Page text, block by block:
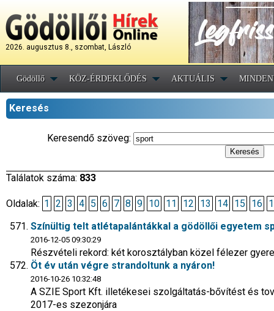
2026. augusztus 8., szombat, László
Gödöllő KÖZ-ÉRDEKLŐDÉS AKTUÁLIS
Keresés
Keresendő szöveg:
Találatok száma: 833
Oldalak: 1 2 3 4 5 6 7 8 9 10 11 12 13 14 15 16
Színültig telt atlétapalántákkal a gödöllői egyetem
2016-12-05 09:30:29
Részvételi rekord: két korosztályban közel félezer
Öt év után végre strandoltunk a nyáron!
2016-10-26 10:32:48
A SZIE Sport Kft. illetékesei szolgáltatás-bővítést és
2017-es szezonjára